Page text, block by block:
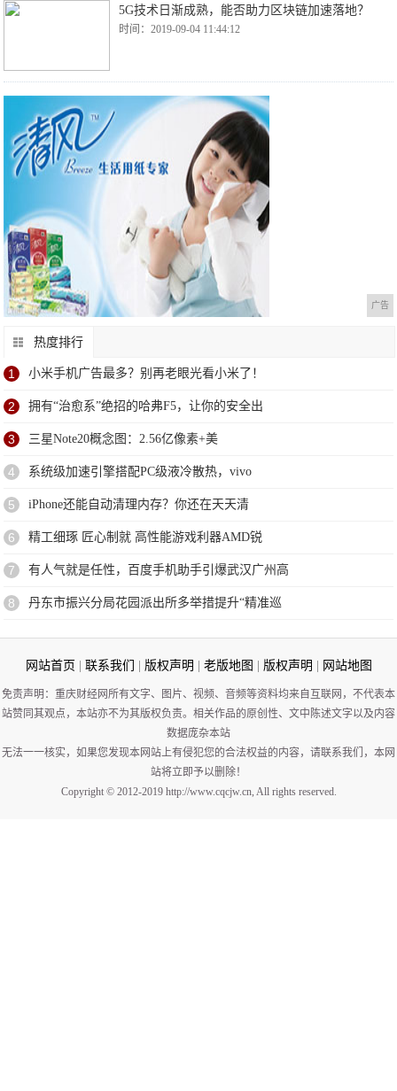
5G技术日渐成熟，能否助力区块链加速落地？
时间：2019-09-04 11:44:12
广告
热度排行
1 小米手机广告最多？别再老眼光看小米了！
2 拥有“治愈系”绝招的哈弗F5，让你的安全出
3 三星Note20概念图：2.56亿像素+美
4 系统级加速引擎搭配PC级液冷散热，vivo
5 iPhone还能自动清理内存？你还在天天清
6 精工细琢 匠心制就 高性能游戏利器AMD锐
7 有人气就是任性，百度手机助手引爆武汉广州高
8 丹东市振兴分局花园派出所多举措提升“精准巡
网站首页 联系我们 版权声明 老版地图 版权声明 网站地图
免责声明：重庆财经网所有文字、图片、视频、音频等资料均来自互联网，不代表本
站赞同其观点，本站亦不为其版权负责。相关作品的原创性、文中陈述文字以及内容
数据庞杂本站
无法一一核实，如果您发现本网站上有侵犯您的合法权益的内容，请联系我们，本网
站将立即予以删除！
Copyright © 2012-2019 http://www.cqcjw.cn, All rights reserved.